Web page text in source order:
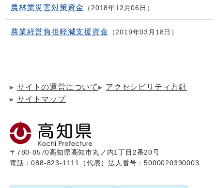
農林業災害対策資金 2018年12月06日
農業経営負担軽減支援資金 2019年03月18日
サイトの運営について
アクセシビリティ方針
サイトマップ
〒780-8570高知県高知市丸ノ内1丁目2番20号
電話：088-823-1111（代表）法人番号：5000020390003